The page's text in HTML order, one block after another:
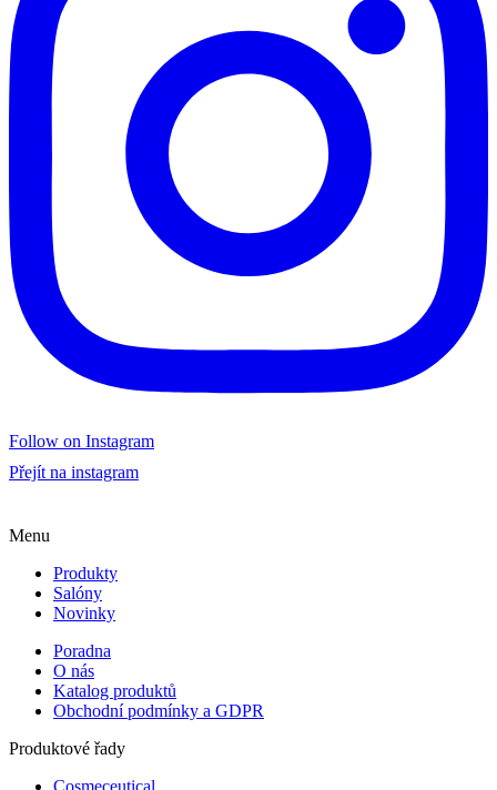
Follow on Instagram
Přejít na instagram
Menu
Produkty
Salóny
Novinky
Poradna
O nás
Katalog produktů
Obchodní podmínky a GDPR
Produktové řady